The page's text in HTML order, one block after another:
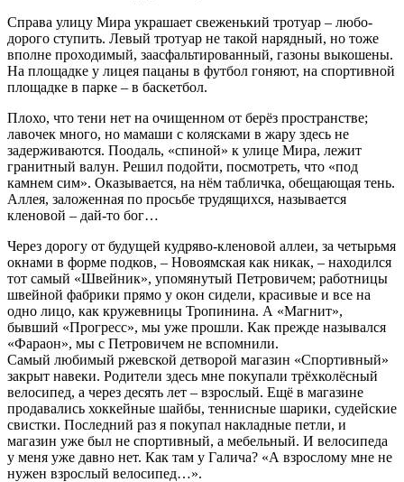
Справа улицу Мира украшает свеженький тротуар – любо-
дорого ступить. Левый тротуар не такой нарядный, но тоже
вполне проходимый, заасфальтированный, газоны выкошены.
На площадке у лицея пацаны в футбол гоняют, на спортивной
площадке в парке – в баскетбол.
Плохо, что тени нет на очищенном от берёз пространстве;
лавочек много, но мамаши с колясками в жару здесь не
задерживаются. Поодаль, «спиной» к улице Мира, лежит
гранитный валун. Решил подойти, посмотреть, что «под
камнем сим». Оказывается, на нём табличка, обещающая тень.
Аллея, заложенная по просьбе трудящихся, называется
кленовой – дай-то бог…
Через дорогу от будущей кудряво-кленовой аллеи, за четырьмя
окнами в форме подков, – Новоямская как никак, – находился
тот самый «Швейник», упомянутый Петровичем; работницы
швейной фабрики прямо у окон сидели, красивые и все на
одно лицо, как кружевницы Тропинина. А «Магнит»,
бывший «Прогресс», мы уже прошли. Как прежде назывался
«Фараон», мы с Петровичем не вспомнили.
Самый любимый ржевской детворой магазин «Спортивный»
закрыт навеки. Родители здесь мне покупали трёхколёсный
велосипед, а через десять лет – взрослый. Ещё в магазине
продавались хоккейные шайбы, теннисные шарики, судейские
свистки. Последний раз я покупал накладные петли, и
магазин уже был не спортивный, а мебельный. И велосипеда
у меня уже давно нет. Как там у Галича? «А взрослому мне не
нужен взрослый велосипед…».